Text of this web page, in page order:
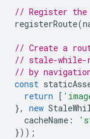
// Register the
registerRoute(
// Create a
// stale-while-
// by
const
return
[
},
new
cacheName :
}));